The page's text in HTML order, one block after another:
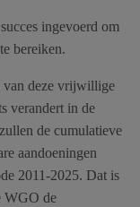
ingevoerd om
bereiken.
van deze vrijwillige
verandert in de
de cumulatieve
aandoeningen
2011-2025. Dat is
WGO de